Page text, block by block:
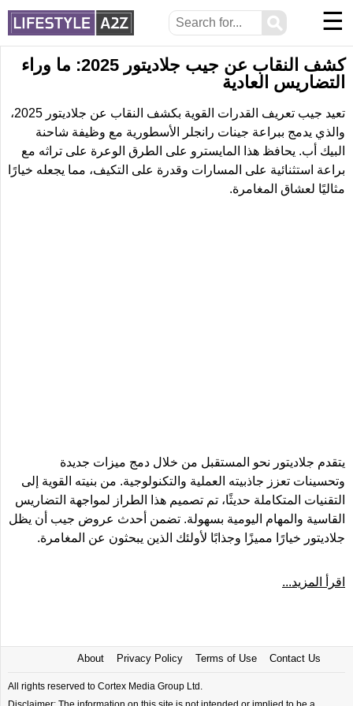
⚲ ☰
كشف النقاب عن جيب جلاديتور 2025: ما وراء
التضاريس العادية
تعيد جيب تعريف القدرات القوية بكشف النقاب عن جلاديتور 2025،
والذي يدمج ببراعة جينات رانجلر الأسطورية مع وظيفة شاحنة
البيك أب. يحافظ هذا المايسترو على الطرق الوعرة على تراثه مع
براعة استثنائية على المسارات وقدرة على التكيف، مما يجعله خيارًا
مثاليًا لعشاق المغامرة.
يتقدم جلاديتور نحو المستقبل من خلال دمج ميزات جديدة
وتحسينات تعزز جاذبيته العملية والتكنولوجية. من بنيته القوية إلى
التقنيات المتكاملة حديثًا، تم تصميم هذا الطراز لمواجهة التضاريس
القاسية والمهام اليومية بسهولة. تضمن أحدث عروض جيب أن يظل
جلاديتور خيارًا مميزًا وجذابًا لأولئك الذين يبحثون عن المغامرة.
اقرأ المزيد...
About Privacy Policy Terms of Use Contact Us
All rights reserved to Cortex Media Group Ltd.